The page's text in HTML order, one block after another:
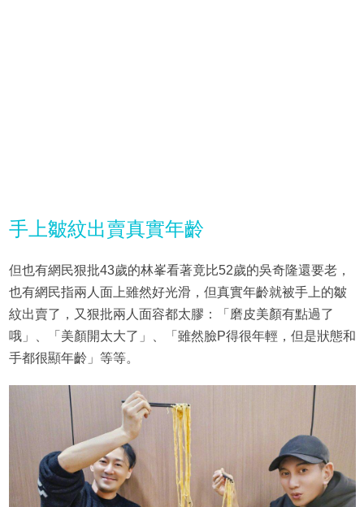
手上皺紋出賣真實年齡
但也有網民狠批43歲的林峯看著竟比52歲的吳奇隆還要老，
也有網民指兩人面上雖然好光滑，但真實年齡就被手上的皺
紋出賣了，又狠批兩人面容都太膠：「磨皮美顏有點過了
哦」、「美顏開太大了」、「雖然臉P得很年輕，但是狀態和
手都很顯年齡」等等。